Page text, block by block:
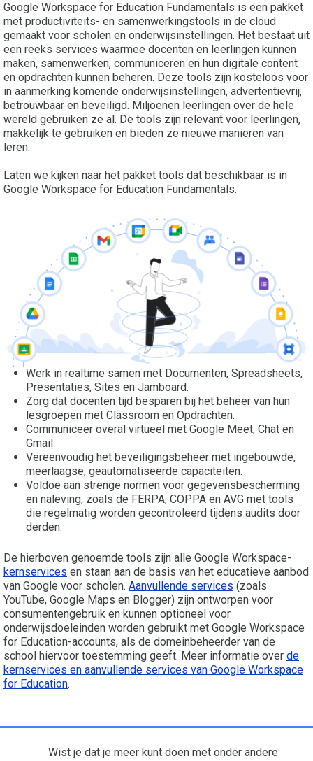
Google Workspace for Education Fundamentals is een pakket
met productiviteits- en samenwerkingstools in de cloud
gemaakt voor scholen en onderwijsinstellingen. Het bestaat uit
een reeks services waarmee docenten en leerlingen kunnen
maken, samenwerken, communiceren en hun digitale content
en opdrachten kunnen beheren. Deze tools zijn kosteloos voor
in aanmerking komende onderwijsinstellingen, advertentievrij,
betrouwbaar en beveiligd. Miljoenen leerlingen over de hele
wereld gebruiken ze al. De tools zijn relevant voor leerlingen,
makkelijk te gebruiken en bieden ze nieuwe manieren van
leren.
Laten we kijken naar het pakket tools dat beschikbaar is in
Google Workspace for Education Fundamentals.
Werk in realtime samen met Documenten, Spreadsheets,
Presentaties, Sites en Jamboard.
Zorg dat docenten tijd besparen bij het beheer van hun
lesgroepen met Classroom en Opdrachten.
Communiceer overal virtueel met Google Meet, Chat en
Gmail
Vereenvoudig het beveiligingsbeheer met ingebouwde,
meerlaagse, geautomatiseerde capaciteiten.
Voldoe aan strenge normen voor gegevensbescherming
en naleving, zoals de FERPA, COPPA en AVG met tools
die regelmatig worden gecontroleerd tijdens audits door
derden.
De hierboven genoemde tools zijn alle Google Workspace-
kernservices en staan aan de basis van het educatieve aanbod
van Google voor scholen. Aanvullende services (zoals
YouTube, Google Maps en Blogger) zijn ontworpen voor
consumentengebruik en kunnen optioneel voor
onderwijsdoeleinden worden gebruikt met Google Workspace
for Education-accounts, als de domeinbeheerder van de
school hiervoor toestemming geeft. Meer informatie over de
kernservices en aanvullende services van Google Workspace
for Education.
Wist je dat je meer kunt doen met onder andere